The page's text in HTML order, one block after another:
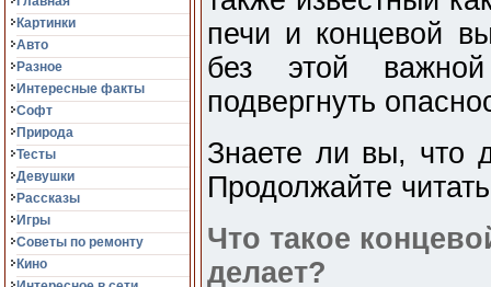
Картинки
Авто
Разное
Интересные факты
Софт
Природа
Тесты
Девушки
Рассказы
Игры
Советы по ремонту
Кино
печи и концевой
без этой
подвергнуть
Знаете ли вы, что
Продолжайте
Что такое
делает?